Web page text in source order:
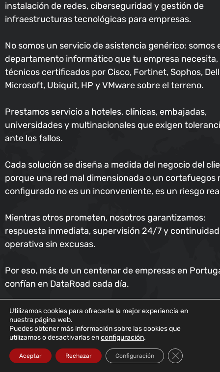
instalación de redes, ciberseguridad y gestión de
infraestructuras tecnológicas para empresas.
No somos un servicio de asistencia genérico: somos
departamento informático que tu empresa necesita,
técnicos certificados por Cisco, Fortinet, Sophos,
Microsoft, Ubiquit, HP y VMware sobre el terreno.
Prestamos servicio a hoteles, clínicas, embajadas,
universidades y multinacionales que exigen
ante los fallos.
Cada solución se diseña a medida del negocio del
porque una red mal dimensionada o un cortafuegos
configurado no es un inconveniente, es un riesgo
Mientras otros prometen, nosotros garantizamos:
respuesta inmediata, supervisión 24/7 y continuidad
operativa sin excusas.
Por eso, más de un centenar de empresas en
confían en DataRoad cada día.
We do IT right.
Utilizamos cookies para ofrecerte la mejor experiencia en
nuestra página web.
Puedes obtener más información sobre las cookies que
utilizamos o desactivarlas enconfiguración.
Aceptar Rechazar Configuración Cerrar el